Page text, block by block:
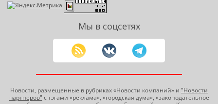
Мы в соцсетях
Новости, размещенные в рубриках «Новости компаний» и "Новости
партнеров" с тэгами «реклама», «городская дума», «законодательное